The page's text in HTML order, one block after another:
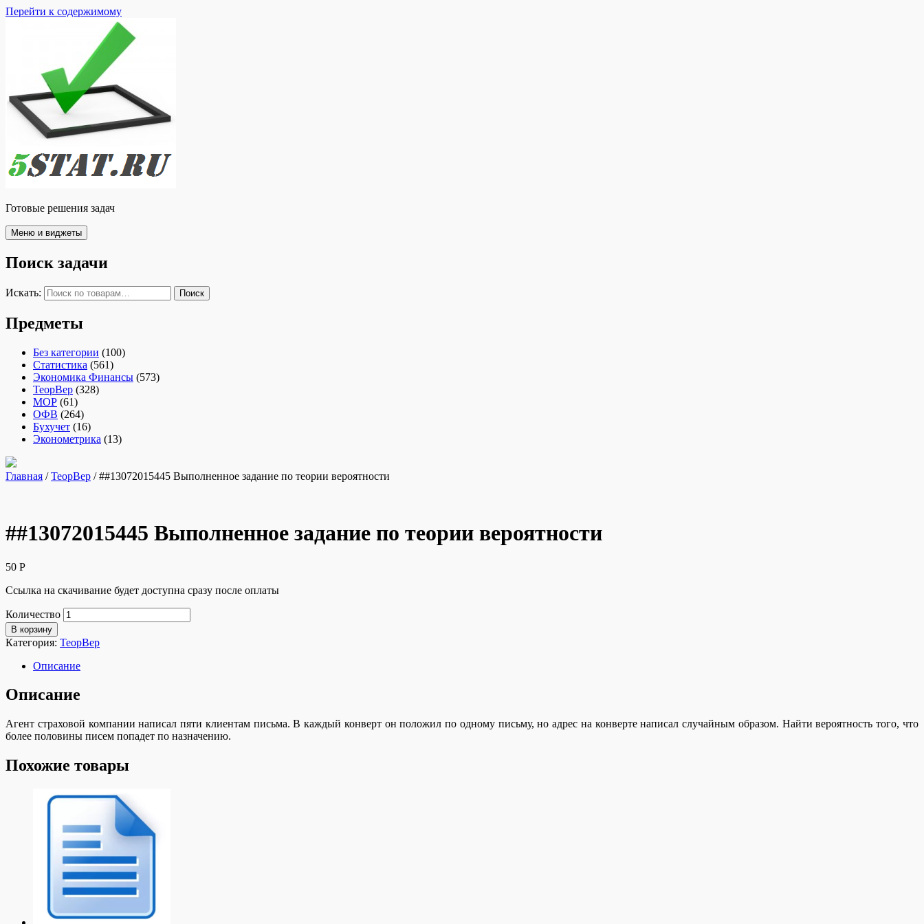
Перейти к содержимому
Готовые решения задач
Меню и виджеты
Поиск задачи
Искать: Поиск
Предметы
Без категории (100)
Статистика (561)
Экономика Финансы (573)
ТеорВер (328)
МОР (61)
ОФВ (264)
Бухучет (16)
Эконометрика (13)
Главная /ТеорВер / ##13072015445 Выполненное задание по теории вероятности
##13072015445 Выполненное задание по теории вероятности
50 Р
Ссылка на скачивание будет доступна сразу после оплаты
Количество
В корзину
Категория: ТеорВер
Описание
Описание
Агент страховой компании написал пяти клиентам письма. В каждый конверт он положил по одному письму, но адрес на конверте написал случайным образом. Найти вероятность того, что
более половины писем попадет по назначению.
Похожие товары